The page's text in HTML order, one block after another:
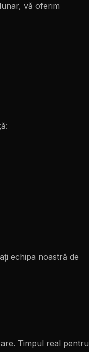
vă oferim
echipa noastră de
Timpul real pentru